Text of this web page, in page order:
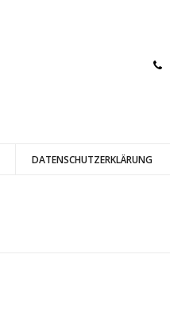
DATENSCHUTZERKLÄRUNG